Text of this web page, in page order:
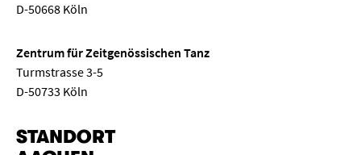
D-50668 Köln
Zentrum für Zeitgenössischen Tanz
Turmstrasse 3-5
D-50733 Köln
STANDORT